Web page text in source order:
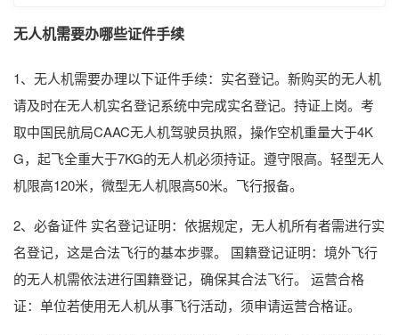
无人机需要办哪些证件手续
1、无人机需要办理以下证件手续：实名登记。新购买的无人机
请及时在无人机实名登记系统中完成实名登记。持证上岗。考
取中国民航局CAAC无人机驾驶员执照，操作空机重量大于4K
G，起飞全重大于7KG的无人机必须持证。遵守限高。轻型无人
机限高120米，微型无人机限高50米。飞行报备。
2、必备证件 实名登记证明：依据规定，无人机所有者需进行实
名登记，这是合法飞行的基本步骤。 国籍登记证明：境外飞行
的无人机需依法进行国籍登记，确保其合法飞行。 运营合格
证：单位若使用无人机从事飞行活动，须申请运营合格证。